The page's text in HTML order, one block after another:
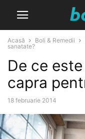
Acasă Boli & Remedii
sanatate?
De ce
capra
18 februarie 2014